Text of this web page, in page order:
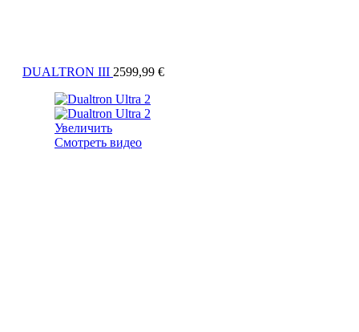
DUALTRON III 2599,99 €
Увеличить
Смотреть видео